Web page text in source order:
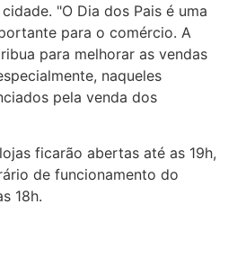
"O Dia dos Pais é uma
para o comércio. A
para melhorar as vendas
naqueles
pela venda dos
ficarão abertas até as 19h,
de funcionamento do
18h.